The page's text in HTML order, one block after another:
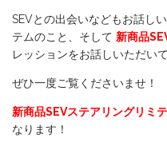
SEVとの出会いなどもお話し
テムのこと、そして 新商品
レッションをお話しいただい
ぜひ一度ご覧くださいませ！
新商品SEVステアリングリミ
なります！